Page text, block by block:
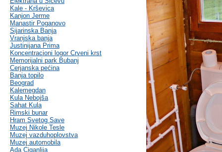
Kale - Krševica
Kanjon Jerme
Manastir Poganovo
Sijarinska Banja
Vranjska banja
Justinijana Prima
Koncentracioni logor Crveni krst
Memorijalni park Bubanj
Cerjanska pećina
Banja topilo
Beograd
Kalemegdan
Kula Nebojša
Sahat Kula
Rimski bunar
Hram Svetog Save
Muzej Nikole Tesle
Muzej vazduhoplovstva
Muzej automobila
Ada Ciganlija